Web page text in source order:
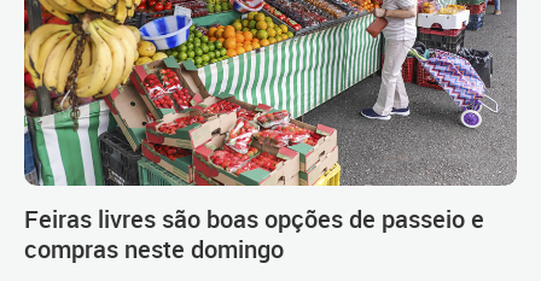
Feiras livres são boas opções de passeio e
compras neste domingo